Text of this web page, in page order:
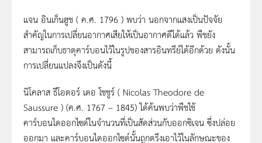
แจน อินเก็นฮูช ( ค.ศ. 1796 ) พบว่า นอกจากแสงเป็นปัจจัย
สำคัญในการเปลี่ยนอากาศเสียให้เป็นอากาศดีได้แล้ว พืชยัง
สามารถเก็บธาตุคาร์บอนไว้ในรูปของสารอินทรีย์ได้อีกด้วย ดังนั้น
การเปลี่ยนแปลงจึงเป็นดังนี้
นิโคลาส ธีโอดอร์ เดอ โชชูร์ ( Nicolas Theodore de
Saussure ) (ค.ศ. 1767 – 1845) ได้ค้นพบว่าพืชใช้
คาร์บอนไดออกไซด์ในจำนวนที่เป็นสัดส่วนกับออกซิเจน ซึ่งปล่อย
ออกมา และคาร์บอนไดออกไซด์นั้นถูกตรึงเอาไว้ในลักษณะของ